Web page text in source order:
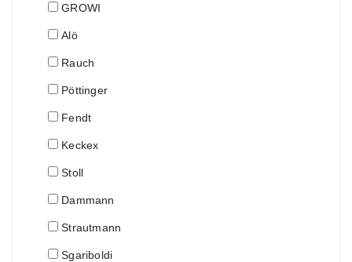
GROWI
Alö
Rauch
Pöttinger
Fendt
Keckex
Stoll
Dammann
Strautmann
Sgariboldi